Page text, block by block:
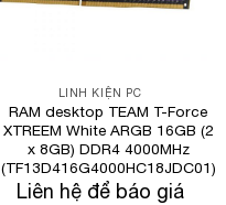
LINH KIỆN PC
RAM desktop TEAM T-Force
XTREEM White ARGB 16GB (2
x 8GB) DDR4 4000MHz
(TF13D416G4000HC18JDC01)
Liên hệ để báo giá